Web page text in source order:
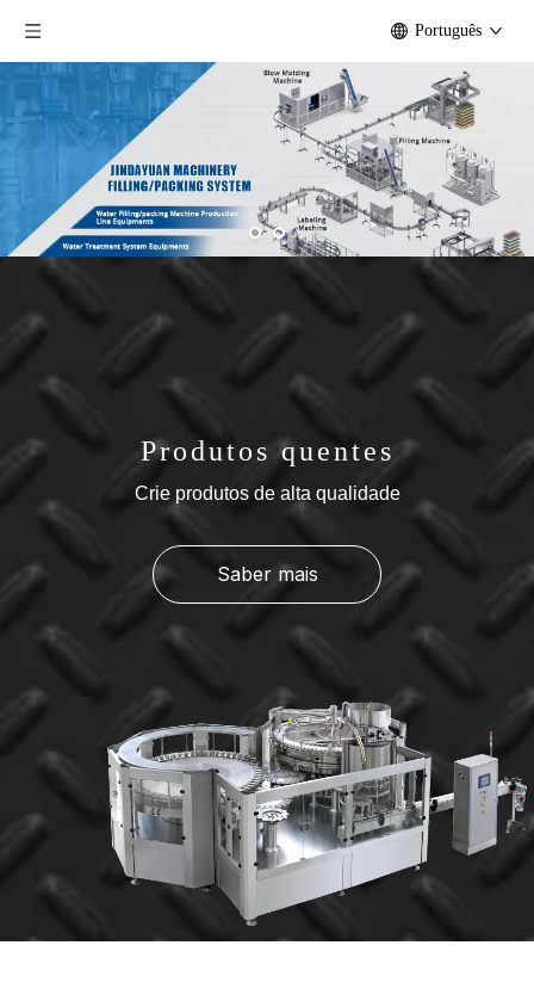
Português
Produtos quentes
Crie produtos de alta qualidade
Saber mais